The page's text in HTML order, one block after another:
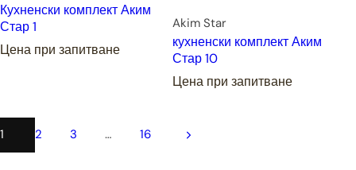
Кухненски комплект Аким
Стар 1
Цена при запитване
Akim Star
кухненски комплект Аким
Стар 10
Цена при запитване
1 2 3 … 16